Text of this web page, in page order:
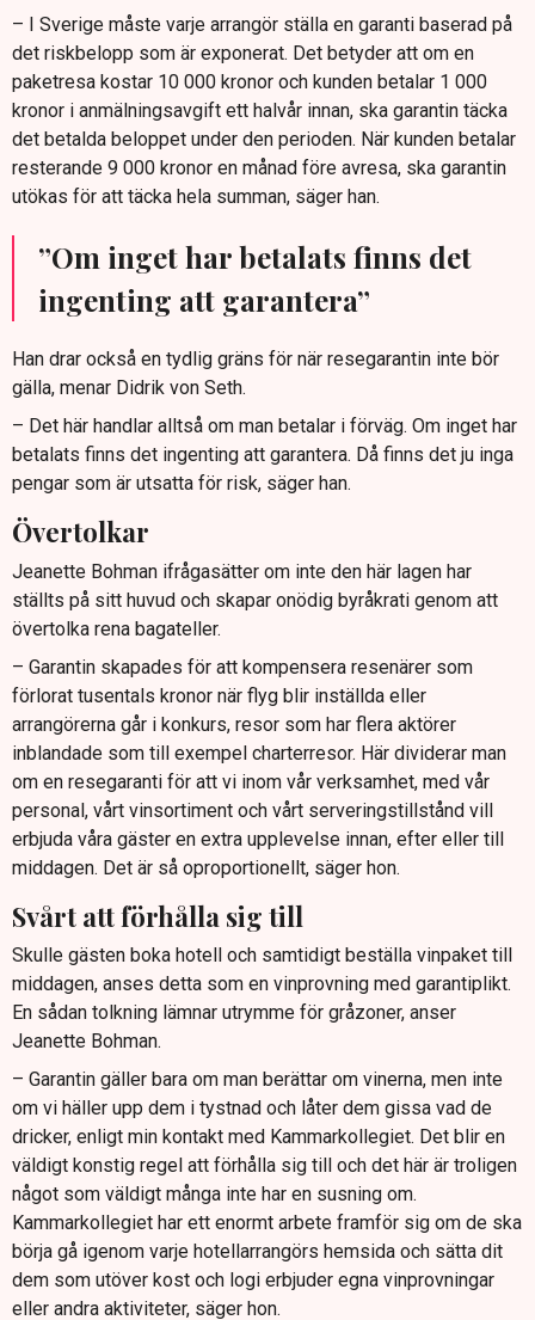
– I Sverige måste varje arrangör ställa en garanti baserad på
det riskbelopp som är exponerat. Det betyder att om en
paketresa kostar 10 000 kronor och kunden betalar 1 000
kronor i anmälningsavgift ett halvår innan, ska garantin täcka
det betalda beloppet under den perioden. När kunden betalar
resterande 9 000 kronor en månad före avresa, ska garantin
utökas för att täcka hela summan, säger han.
”Om inget har betalats finns det
ingenting att garantera”
Han drar också en tydlig gräns för när resegarantin inte bör
gälla, menar Didrik von Seth.
– Det här handlar alltså om man betalar i förväg. Om inget har
betalats finns det ingenting att garantera. Då finns det ju inga
pengar som är utsatta för risk, säger han.
Övertolkar
Jeanette Bohman ifrågasätter om inte den här lagen har
ställts på sitt huvud och skapar onödig byråkrati genom att
övertolka rena bagateller.
– Garantin skapades för att kompensera resenärer som
förlorat tusentals kronor när flyg blir inställda eller
arrangörerna går i konkurs, resor som har flera aktörer
inblandade som till exempel charterresor. Här dividerar man
om en resegaranti för att vi inom vår verksamhet, med vår
personal, vårt vinsortiment och vårt serveringstillstånd vill
erbjuda våra gäster en extra upplevelse innan, efter eller till
middagen. Det är så oproportionellt, säger hon.
Svårt att förhålla sig till
Skulle gästen boka hotell och samtidigt beställa vinpaket till
middagen, anses detta som en vinprovning med garantiplikt.
En sådan tolkning lämnar utrymme för gråzoner, anser
Jeanette Bohman.
– Garantin gäller bara om man berättar om vinerna, men inte
om vi häller upp dem i tystnad och låter dem gissa vad de
dricker, enligt min kontakt med Kammarkollegiet. Det blir en
väldigt konstig regel att förhålla sig till och det här är troligen
något som väldigt många inte har en susning om.
Kammarkollegiet har ett enormt arbete framför sig om de ska
börja gå igenom varje hotellarrangörs hemsida och sätta dit
dem som utöver kost och logi erbjuder egna vinprovningar
eller andra aktiviteter, säger hon.